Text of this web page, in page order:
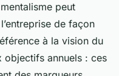
peut
de façon
à la vision du
objectifs annuels : ces